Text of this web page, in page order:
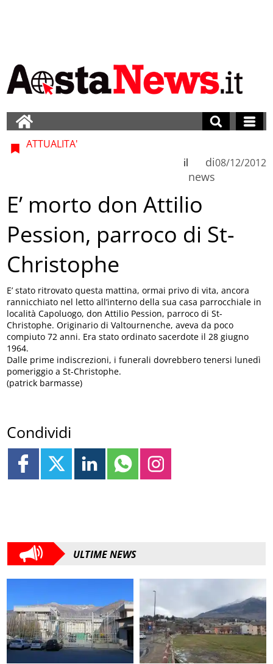
ATTUALITA'
di
news
il 08/12/2012
E’ morto don Attilio
Pession, parroco di St-
Christophe
E’ stato ritrovato questa mattina, ormai privo di vita, ancora
rannicchiato nel letto all’interno della sua casa parrocchiale in
località Capoluogo, don Attilio Pession, parroco di St-
Christophe. Originario di Valtournenche, aveva da poco
compiuto 72 anni. Era stato ordinato sacerdote il 28 giugno
1964.
Dalle prime indiscrezioni, i funerali dovrebbero tenersi lunedì
pomeriggio a St-Christophe.
(patrick barmasse)
Condividi
ULTIME NEWS